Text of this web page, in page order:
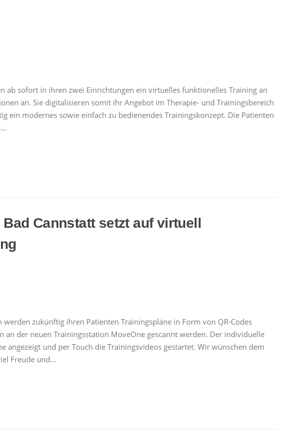
ab sofort in ihren zwei Einrichtungen ein virtuelles funktionelles Training an
an. Sie digitalisieren somit ihr Angebot im Therapie- und Trainingsbereich
ein modernes sowie einfach zu bedienendes Trainingskonzept. Die Patienten
Cannstatt setzt auf virtuell
werden zukünftig ihren Patienten Trainingspläne in Form von QR-Codes
an der neuen Trainingsstation MoveOne gescannt werden. Der individuelle
angezeigt und per Touch die Trainingsvideos gestartet. Wir wünschen dem
Freude und…